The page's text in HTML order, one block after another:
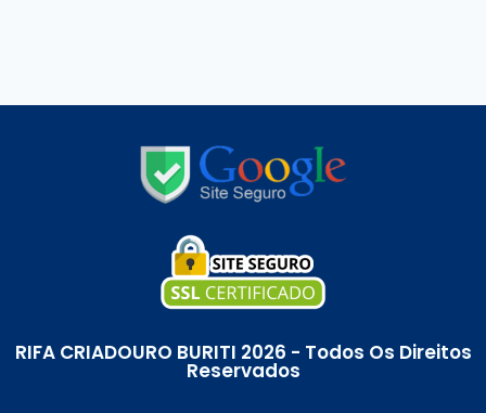
RIFA CRIADOURO BURITI 2026 - Todos Os Direitos
Reservados